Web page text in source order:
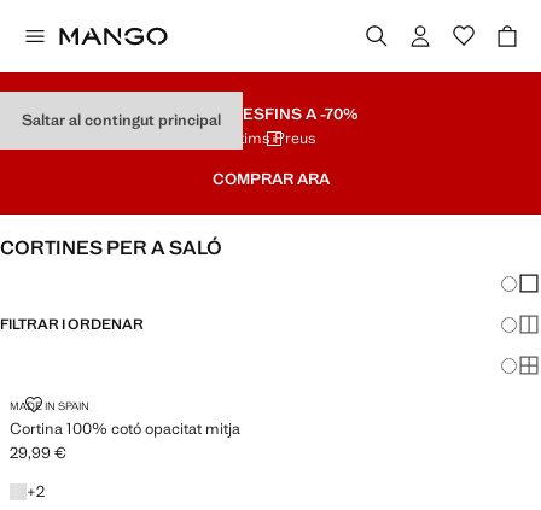
Saltar al contingut principalREBAIXESFINS A -70%
Últims Preus
COMPRAR ARA
CORTINES PER A SALÓ
FILTRAR I ORDENAR
MADE IN SPAIN
Cortina 100% cotó opacitat mitja
CORTINA 100% COTÓ OPACITAT MITJA
Preu actual [29,99 € ]
29,99 €
+2
+2 colors